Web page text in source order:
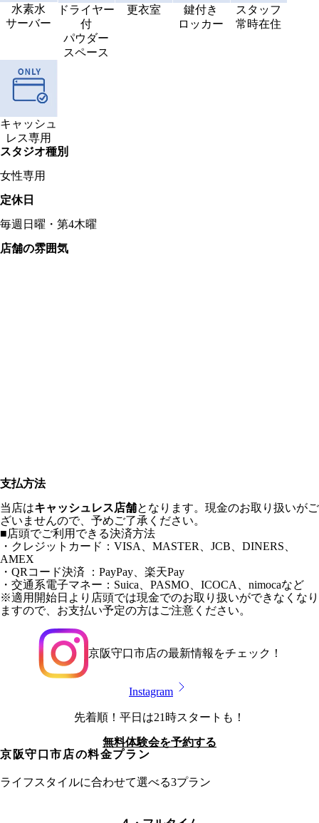
水素水
サーバー
ドライヤー
付
パウダー
スペース
更衣室
鍵付き
ロッカー
スタッフ
常時在住
キャッシュ
レス専用
スタジオ種別
女性専用
定休日
毎週日曜・第4木曜
店舗の雰囲気
支払方法
当店はキャッシュレス店舗となります。現金のお取り扱いがご
ざいませんので、予めご了承ください。
■店頭でご利用できる決済方法
・クレジットカード：VISA、MASTER、JCB、DINERS、
AMEX
・QRコード決済 ：PayPay、楽天Pay
・交通系電子マネー：Suica、PASMO、ICOCA、nimocaなど
※適用開始日より店頭では現金でのお取り扱いができなくなり
ますので、お支払い予定の方はご注意ください。
京阪守口市店の最新情報をチェック！
Instagram
先着順！平日は21時スタートも！
無料体験会を予約する
京阪守口市店の料金プラン
ライフスタイルに合わせて選べる3プラン